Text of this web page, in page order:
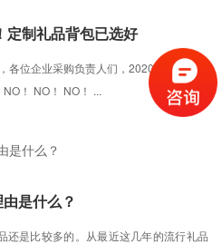
定制礼品背包已选好
位企业采购负责人们，2020中秋国庆节
！ NO！ NO！ ...
是什么？
还是比较多的。从最近这几年的流行礼品